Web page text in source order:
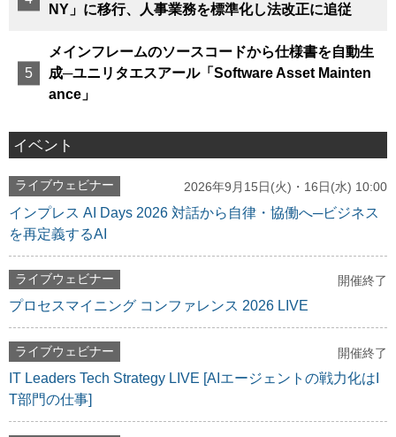
NY」に移行、人事業務を標準化し法改正に追従
メインフレームのソースコードから仕様書を自動生
成─ユニリタエスアール「Software Asset Mainten
ance」
イベント
ライブウェビナー 2026年9月15日(火)・16日(水) 10:00
インプレス AI Days 2026 対話から自律・協働へ─ビジネス
を再定義するAI
ライブウェビナー 開催終了
プロセスマイニング コンファレンス 2026 LIVE
ライブウェビナー 開催終了
IT Leaders Tech Strategy LIVE [AIエージェントの戦力化はI
T部門の仕事]